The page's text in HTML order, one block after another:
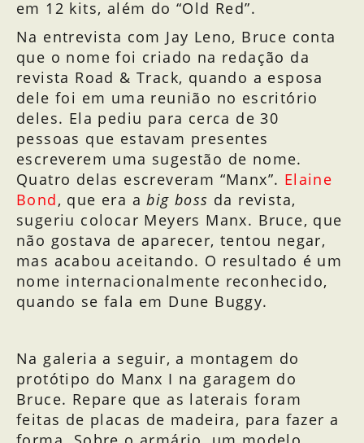
em 12 kits, além do “Old Red”.
Na entrevista com Jay Leno, Bruce conta
que o nome foi criado na redação da
revista Road & Track, quando a esposa
dele foi em uma reunião no escritório
deles. Ela pediu para cerca de 30
pessoas que estavam presentes
escreverem uma sugestão de nome.
Quatro delas escreveram “Manx”. Elaine
Bond, que era abig boss da revista,
sugeriu colocar Meyers Manx. Bruce, que
não gostava de aparecer, tentou negar,
mas acabou aceitando. O resultado é um
nome internacionalmente reconhecido,
quando se fala em Dune Buggy.
Na galeria a seguir, a montagem do
protótipo do Manx I na garagem do
Bruce. Repare que as laterais foram
feitas de placas de madeira, para fazer a